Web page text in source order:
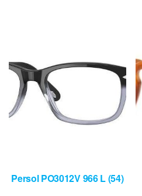
Persol PO3012V 966 L (54)